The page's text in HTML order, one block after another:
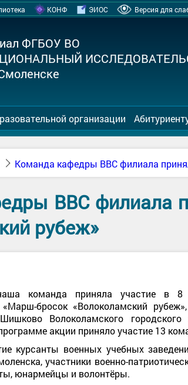
КОНФ ЭИОС Версия для
ФГБОУ ВО
организации
Команда кафедры ВВС филиала
ВВС филиала
рубеж»
команда приняла участие в 8
«Марш-бросок «Волоколамский
Волоколамского городского
акции приняло участие 13
курсанты военных учебных
участники военно-
юнармейцы и волонтёры.